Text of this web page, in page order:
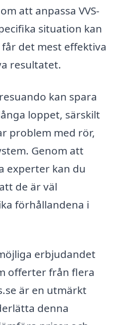
att anpassa VVS-
situation kan
det mest effektiva
resultatet.
kan spara
loppet, särskilt
problem med rör,
Genom att
experter kan du
de är väl
förhållandena i
erbjudandet
offerter från flera
är en utmärkt
denna